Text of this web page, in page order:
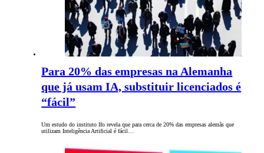
Para 20% das empresas na Alemanha
que já usam IA, substituir licenciados é
“fácil”
Um estudo do instituto Ifo revela que para cerca de 20% das empresas alemãs que
utilizam Inteligência Artificial é fácil…